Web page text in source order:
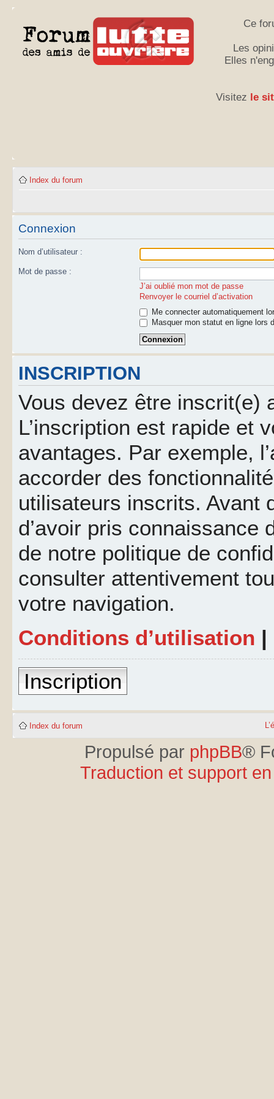
Ce
Les
Elles
Visitez le
Index du forum
Connexion
Nom d’utilisateur :
Mot de passe :
J’ai oublié mon mot de passe
Renvoyer le courriel d’activation
Me connecter automatiquement
Masquer mon statut en ligne lors
INSCRIPTION
Vous devez être inscrit(e)
L’inscription est rapide et
avantages. Par exemple,
accorder des
utilisateurs inscrits. Avant
d’avoir pris connaissance
de notre politique de
consulter attentivement
votre navigation.
Conditions d’utilisation |
Inscription
Index du forum
Propulsé par phpBB®
Traduction et support